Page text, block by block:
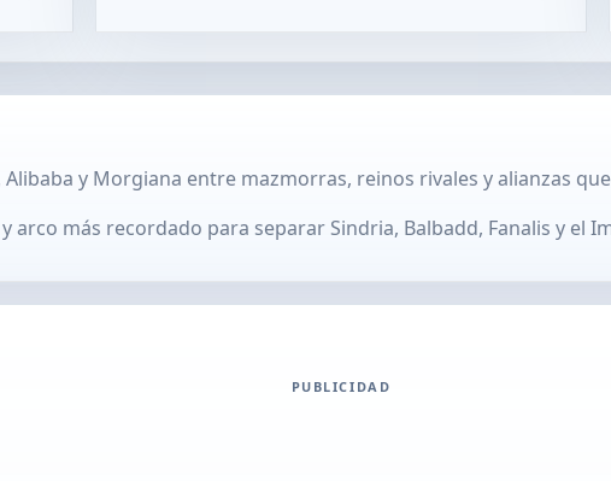
y Morgiana entre mazmorras, reinos rivales y alianzas
arco más recordado para separar Sindria, Balbadd, Fanalis y el
PUBLICIDAD